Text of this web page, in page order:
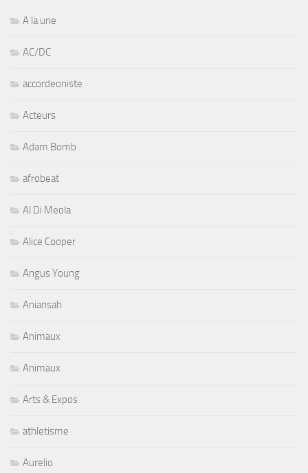
A la une
AC/DC
accordeoniste
Acteurs
Adam Bomb
afrobeat
Al Di Meola
Alice Cooper
Angus Young
Aniansah
Animaux
Animaux
Arts & Expos
athletisme
Aurelio